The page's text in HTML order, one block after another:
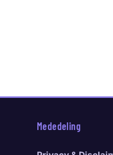
Mededeling